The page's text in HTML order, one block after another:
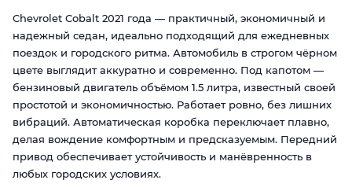
Chevrolet Cobalt 2021 года — практичный, экономичный и
надежный седан, идеально подходящий для ежедневных
поездок и городского ритма. Автомобиль в строгом чёрном
цвете выглядит аккуратно и современно. Под капотом —
бензиновый двигатель объёмом 1.5 литра, известный своей
простотой и экономичностью. Работает ровно, без лишних
вибраций. Автоматическая коробка переключает плавно,
делая вождение комфортным и предсказуемым. Передний
привод обеспечивает устойчивость и манёвренность в
любых городских условиях.